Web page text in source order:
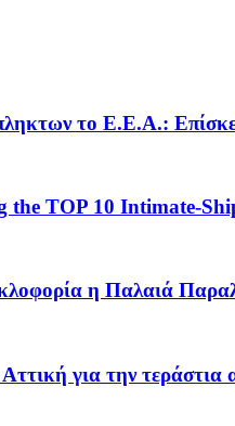
το Ε.Ε.Α.:
the TOP 10 Intimate-
η Παλαιά
για την